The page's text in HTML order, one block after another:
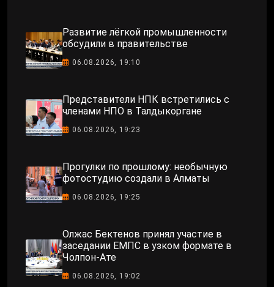
Развитие лёгкой промышленности
обсудили в правительстве
06.08.2026, 19:10
Представители НПК встретились с
членами НПО в Талдыкоргане
06.08.2026, 19:23
Прогулки по прошлому: необычную
фотостудию создали в Алматы
06.08.2026, 19:25
Олжас Бектенов принял участие в
заседании ЕМПС в узком формате в
Чолпон-Ате
06.08.2026, 19:02